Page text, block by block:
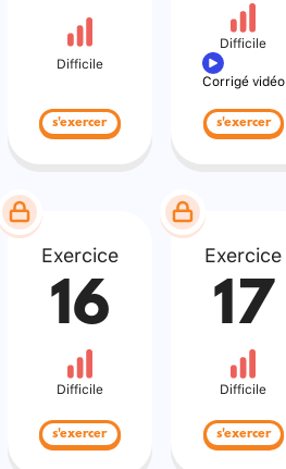
Difficile
s'exercer
Difficile
Corrigé vidéo
s'exercer
Exercice
16
Difficile
s'exercer
Exercice
17
Difficile
s'exercer